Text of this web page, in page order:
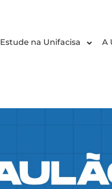
Estude na Unifacisa A